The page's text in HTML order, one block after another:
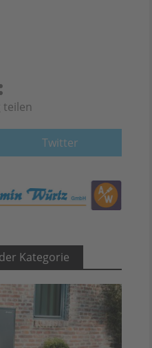
teilen
Twitter
Kategorie